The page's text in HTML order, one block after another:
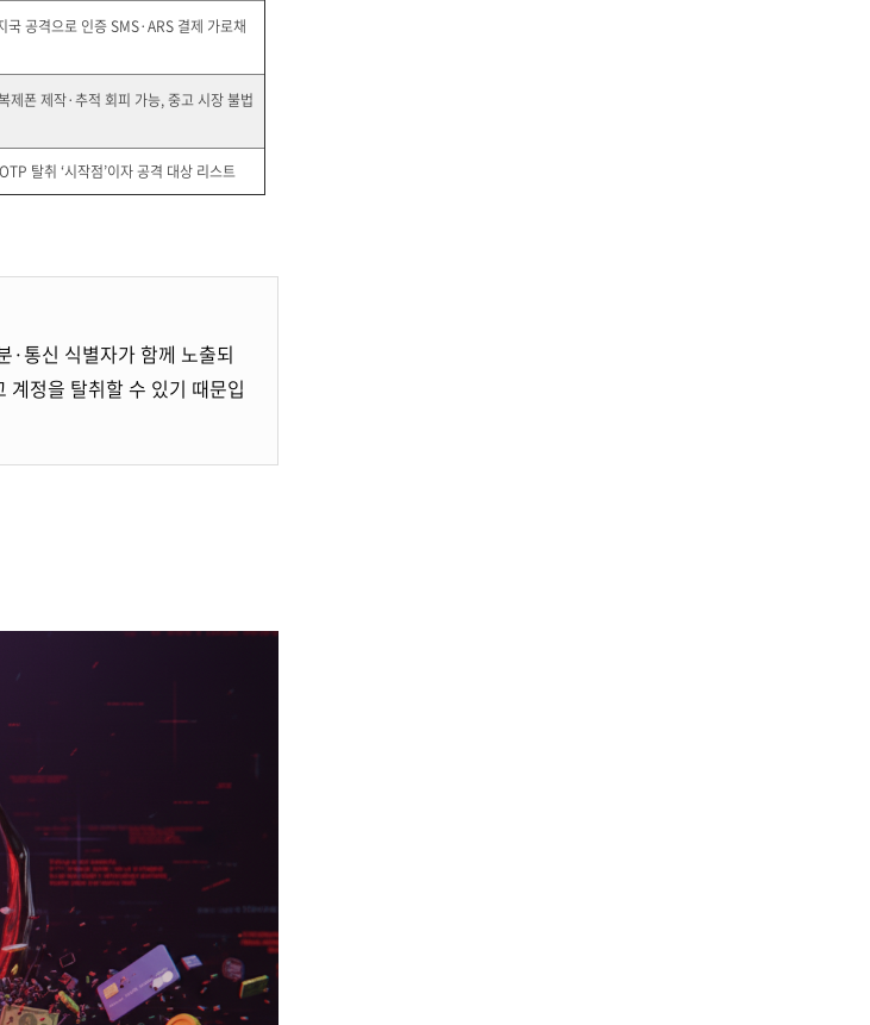
국 공격으로 인증 SMS·ARS 결제 가로채
제폰 제작·추적 회피 가능, 중고 시장 불법
탈취 ‘시작점’이자 공격 대상 리스트
·통신 식별자가 함께 노출되
계정을 탈취할 수 있기 때문입